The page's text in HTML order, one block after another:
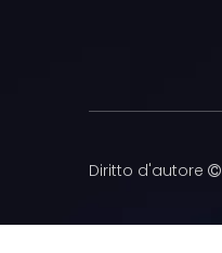
Diritto d'autore 